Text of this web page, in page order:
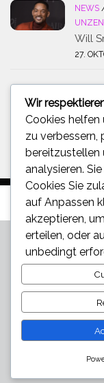
NEWS
Will
27.
SUCHE
Suchen
nach:
Star und Promi
über den
Präsentiert von
Wir
Cookies helfen
zu verbessern,
bereitzustellen
analysieren.
Cookies Sie
auf Anpassen
akzeptieren ,
erteilen, oder
unbedingt